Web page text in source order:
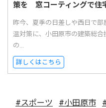
策を 窓コーティングで住
昨今、夏季の日差しや西日で
温対策に、小田原市の建築総
の...
詳しくはこちら
#スポーツ #小田原市